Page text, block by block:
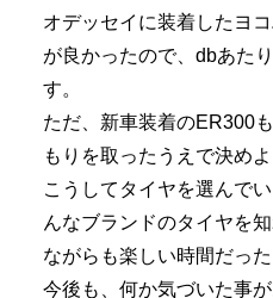
オデッセイに装着したヨ
が良かったので、dbあた
す。
ただ、新車装着のER300
もりを取ったうえで決め
こうしてタイヤを選んで
んなブランドのタイヤを
ながらも楽しい時間だった
今後も、何か気づいた事